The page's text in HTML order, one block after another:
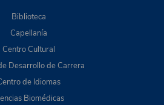
Biblioteca
Capellanía
Centro Cultural
Desarrollo de Carrera
de Idiomas
Biomédicas